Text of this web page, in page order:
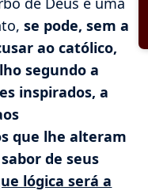
se pode, sem a
ao católico,
segundo a
inspirados, a
que lhe alteram
de seus
lógica será a